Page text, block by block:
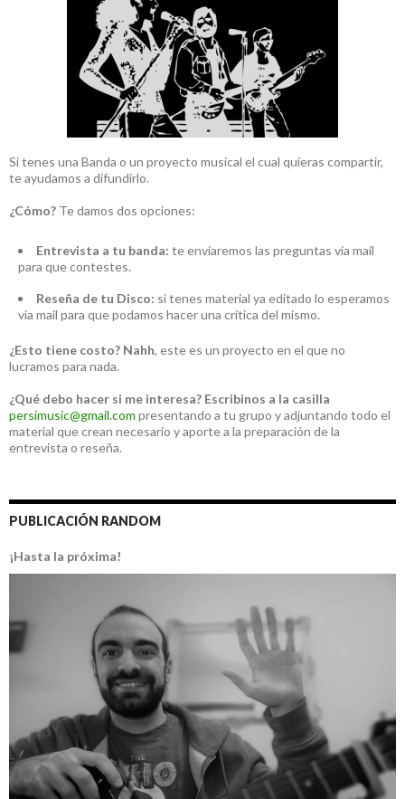
Si tenes una Banda o un proyecto musical el cual quieras compartir,
te ayudamos a difundirlo.
¿Cómo? Te damos dos opciones:
Entrevista a tu banda: te enviaremos las preguntas vía mail
para que contestes.
Reseña de tu Disco: si tenes material ya editado lo esperamos
vía mail para que podamos hacer una crítica del mismo.
¿Esto tiene costo? Nahh, este es un proyecto en el que no
lucramos para nada.
¿Qué debo hacer si me interesa? Escribinos a la casilla
persimusic@gmail.com presentando a tu grupo y adjuntando todo el
material que crean necesario y aporte a la preparación de la
entrevista o reseña.
PUBLICACIÓN RANDOM
¡Hasta la próxima!